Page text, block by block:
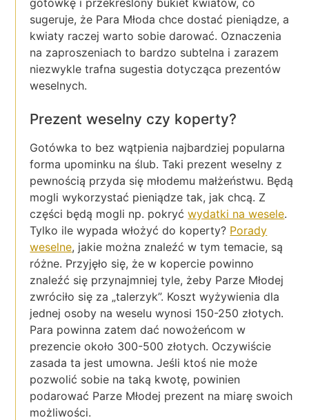
sugeruje, że Para Młoda chce dostać pieniądze, a
kwiaty raczej warto sobie darować. Oznaczenia
na zaproszeniach to bardzo subtelna i zarazem
niezwykle trafna sugestia dotycząca prezentów
weselnych.
Prezent weselny czy koperty?
Gotówka to bez wątpienia najbardziej popularna
forma upominku na ślub. Taki prezent weselny z
pewnością przyda się młodemu małżeństwu. Będą
mogli wykorzystać pieniądze tak, jak chcą. Z
części będą mogli np. pokryćwydatki na wesele.
Tylko ile wypada włożyć do koperty? Porady
weselne, jakie można znaleźć w tym temacie, są
różne. Przyjęło się, że w kopercie powinno
znaleźć się przynajmniej tyle, żeby Parze Młodej
zwróciło się za „talerzyk”. Koszt wyżywienia dla
jednej osoby na weselu wynosi 150-250 złotych.
Para powinna zatem dać nowożeńcom w
prezencie około 300-500 złotych. Oczywiście
zasada ta jest umowna. Jeśli ktoś nie może
pozwolić sobie na taką kwotę, powinien
podarować Parze Młodej prezent na miarę swoich
możliwości.